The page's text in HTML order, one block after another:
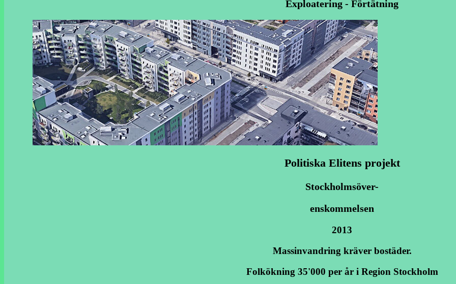
Exploatering - Förtätning
Politiska Elitens projekt
Stockholmsöver-
enskommelsen
2013
Massinvandring kräver bostäder.
Folkökning 35'000 per år i Region Stockholm